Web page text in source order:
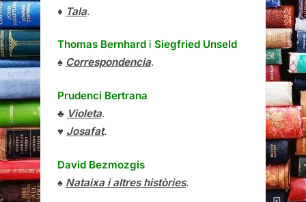
♦ Tala.
Thomas Bernhard i Siegfried Unseld
♠ Correspondencia.
Prudenci Bertrana
♣ Violeta.
♥ Josafat.
David Bezmozgis
♠ Nataixa i altres històries.